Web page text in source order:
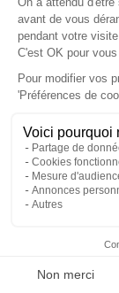
Malibu
la